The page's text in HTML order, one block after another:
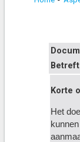
Betreft
Korte
Het